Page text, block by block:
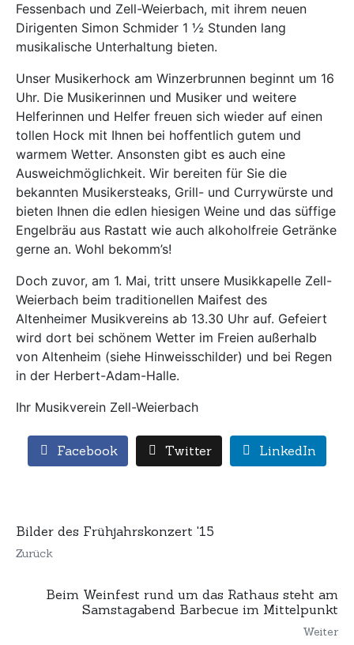
Fessenbach und Zell-Weierbach, mit ihrem neuen
Dirigenten Simon Schmider 1 ½ Stunden lang
musikalische Unterhaltung bieten.
Unser Musikerhock am Winzerbrunnen beginnt um 16
Uhr. Die Musikerinnen und Musiker und weitere
Helferinnen und Helfer freuen sich wieder auf einen
tollen Hock mit Ihnen bei hoffentlich gutem und
warmem Wetter. Ansonsten gibt es auch eine
Ausweichmöglichkeit. Wir bereiten für Sie die
bekannten Musikersteaks, Grill- und Currywürste und
bieten Ihnen die edlen hiesigen Weine und das süffige
Engelbräu aus Rastatt wie auch alkoholfreie Getränke
gerne an. Wohl bekomm’s!
Doch zuvor, am 1. Mai, tritt unsere Musikkapelle Zell-
Weierbach beim traditionellen Maifest des
Altenheimer Musikvereins ab 13.30 Uhr auf. Gefeiert
wird dort bei schönem Wetter im Freien außerhalb
von Altenheim (siehe Hinweisschilder) und bei Regen
in der Herbert-Adam-Halle.
Ihr Musikverein Zell-Weierbach
Facebook Twitter LinkedIn
Bilder des Frühjahrskonzert '15
Zurück
Beim Weinfest rund um das Rathaus steht am
Samstagabend Barbecue im Mittelpunkt
Weiter